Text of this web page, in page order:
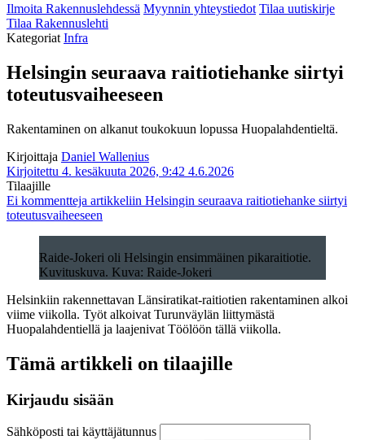
Ilmoita Rakennuslehdessä Myynnin yhteystiedot Tilaa uutiskirje
Tilaa Rakennuslehti
Kategoriat Infra
Helsingin seuraava raitiotiehanke siirtyi
toteutusvaiheeseen
Rakentaminen on alkanut toukokuun lopussa Huopalahdentieltä.
Kirjoittaja Daniel Wallenius
Kirjoitettu 4. kesäkuuta 2026, 9:42 4.6.2026
Tilaajille
Ei kommentteja artikkeliin Helsingin seuraava raitiotiehanke siirtyi
toteutusvaiheeseen
Raide-Jokeri oli Helsingin ensimmäinen pikaraitiotie.
Kuvituskuva. Kuva: Raide-Jokeri
Helsinkiin rakennettavan Länsiratikat-raitiotien rakentaminen alkoi
viime viikolla. Työt alkoivat Turunväylän liittymästä
Huopalahdentiellä ja laajenivat Töölöön tällä viikolla.
Tämä artikkeli on tilaajille
Kirjaudu sisään
Sähköposti tai käyttäjätunnus